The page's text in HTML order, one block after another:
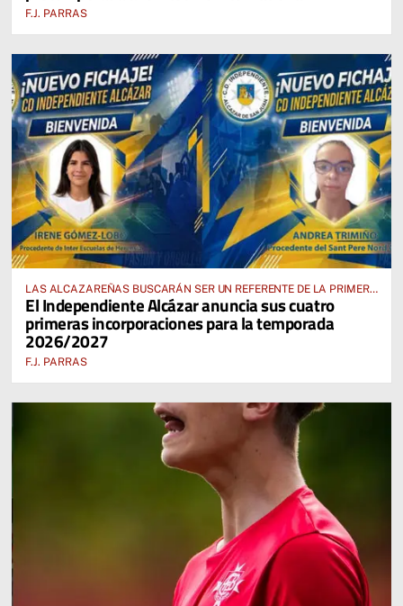
F.J. PARRAS
LAS ALCAZAREÑAS BUSCARÁN SER UN REFERENTE DE LA PRIMERA
AUTONÓMICA PREFERENTE FEMENINA
El Independiente Alcázar anuncia sus cuatro
primeras incorporaciones para la temporada
2026/2027
F.J. PARRAS